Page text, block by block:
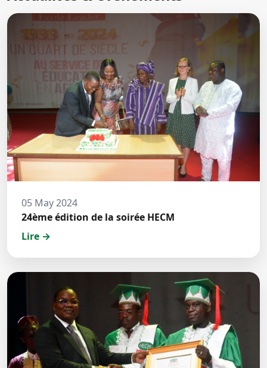
05 May 2024
24ème édition de la soirée HECM
Lire →